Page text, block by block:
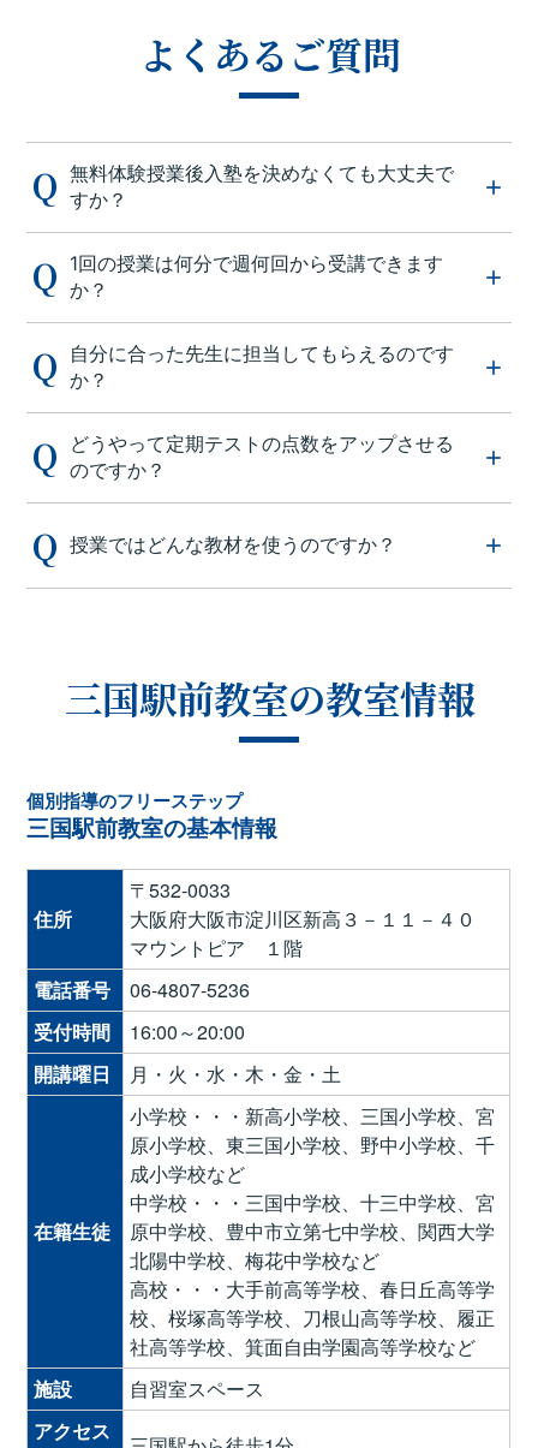
よくあるご質問
無料体験授業後入塾を決めなくても大丈夫で
すか？
1回の授業は何分で週何回から受講できます
か？
自分に合った先生に担当してもらえるのです
か？
どうやって定期テストの点数をアップさせる
のですか？
授業ではどんな教材を使うのですか？
三国駅前教室の教室情報
個別指導のフリーステップ
三国駅前教室の基本情報
住所
〒532-0033
大阪府大阪市淀川区新高３－１１－４０
マウントピア １階
電話番号
06-4807-5236
受付時間
16:00～20:00
開講曜日
月・火・水・木・金・土
在籍生徒
小学校・・・新高小学校、三国小学校、宮
原小学校、東三国小学校、野中小学校、千
成小学校など
中学校・・・三国中学校、十三中学校、宮
原中学校、豊中市立第七中学校、関西大学
北陽中学校、梅花中学校など
高校・・・大手前高等学校、春日丘高等学
校、桜塚高等学校、刀根山高等学校、履正
社高等学校、箕面自由学園高等学校など
施設
自習室スペース
アクセス